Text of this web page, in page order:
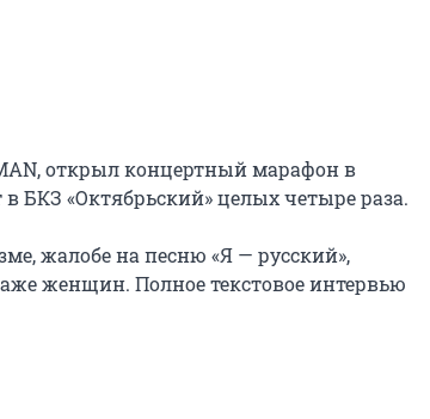
открыл концертный марафон в
БКЗ «Октябрьский» целых четыре раза.
жалобе на песню «Я — русский»,
женщин. Полное текстовое интервью